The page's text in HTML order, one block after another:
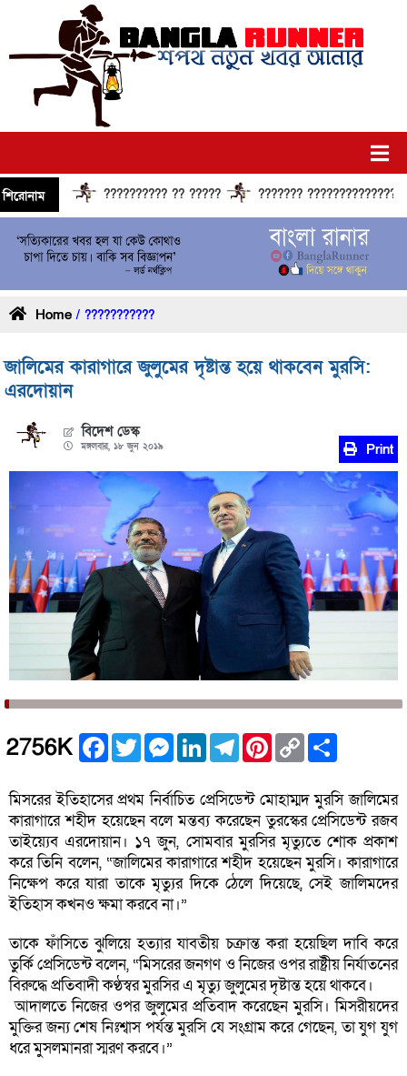
শিরোনাম ?????????? ?? ????? ??????? ??????????????
Home / ???????????
জালিমের কারাগারে জুলুমের দৃষ্টান্ত হয়ে থাকবেন মুরসি:
এরদোয়ান
বিদেশ ডেস্ক
মঙ্গলবার, ১৮ জুন ২০১৯ Print
2756K Facebook
TwitterMessenger
LinkedInTelegramPinterest
Copy
Link
মিসরের ইতিহাসের প্রথম নির্বাচিত প্রেসিডেন্ট মোহাম্মদ মুরসি জালিমের
কারাগারে শহীদ হয়েছেন বলে মন্তব্য করেছেন তুরস্কের প্রেসিডেন্ট রজব
তাইয়্যেব এরদোয়ান। ১৭ জুন, সোমবার মুরসির মৃত্যুতে শোক প্রকাশ
করে তিনি বলেন, “জালিমের কারাগারে শহীদ হয়েছেন মুরসি। কারাগারে
নিক্ষেপ করে যারা তাকে মৃত্যুর দিকে ঠেলে দিয়েছে, সেই জালিমদের
ইতিহাস কখনও ক্ষমা করবে না।”
তাকে ফাঁসিতে ঝুলিয়ে হত্যার যাবতীয় চক্রান্ত করা হয়েছিল দাবি করে
তুর্কি প্রেসিডেন্ট বলেন, “মিসরের জনগণ ও নিজের ওপর রাষ্ট্রীয় নির্যাতনের
বিরুদ্ধে প্রতিবাদী কণ্ঠস্বর মুরসির এ মৃত্যু জুলুমের দৃষ্টান্ত হয়ে থাকবে।
আদালতে নিজের ওপর জুলুমের প্রতিবাদ করেছেন মুরসি। মিসরীয়দের
মুক্তির জন্য শেষ নিঃশ্বাস পর্যন্ত মুরসি যে সংগ্রাম করে গেছেন, তা যুগ যুগ
ধরে মুসলমানরা স্মরণ করবে।”